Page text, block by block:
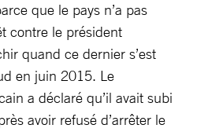
que le pays n’a pas
contre le président
quand ce dernier s’est
en juin 2015. Le
a déclaré qu’il avait subi
avoir refusé d’arrêter le